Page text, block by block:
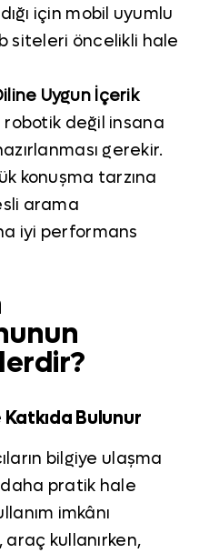
için mobil uyumlu
siteleri öncelikli hale
Uygun İçerik
değil insana
gerekir.
konuşma tarzına
arama
iyi performans
Katkıda Bulunur
bilgiye ulaşma
daha pratik hale
imkânı
araç kullanırken,